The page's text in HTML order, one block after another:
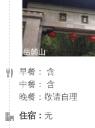
早餐： 含
中餐： 含
晚餐：敬请自理
住宿： 无